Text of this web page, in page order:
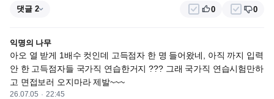
댓글 2 0 0
익명의 나무
아오 열 받게 1배수 컷인데 고득점자 한 명 들어왔네, 아직 까지 입력
안 한 고득점자들 국가직 연습한거지 ??? 그래 국가직 연습시험만하
고 면접보러 오지마라 제발~~~
26.07.05 22:45